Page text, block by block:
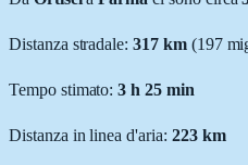
Distanza stradale:317km (197
Tempo stimato:3 h 25 min
Distanza in linea d'aria: 223km